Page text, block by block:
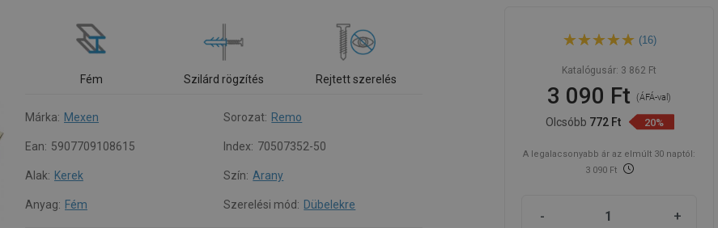
Fém Szilárd rögzítés Rejtett szerelés
Márka: Mexen Sorozat: Remo
Ean: 5907709108615 Index: 70507352-50
Alak: Kerek Szín: Arany
Anyag: Fém Szerelési mód: Dübelekre
törölköző akasztó, arany -
(16)
Katalógusár: 3 862 Ft
3 090 Ft(ÁFÁ-val)
Olcsóbb 772 Ft 20%
A legalacsonyabb ár az elmúlt 30 naptól:
3 090 Ft
- +